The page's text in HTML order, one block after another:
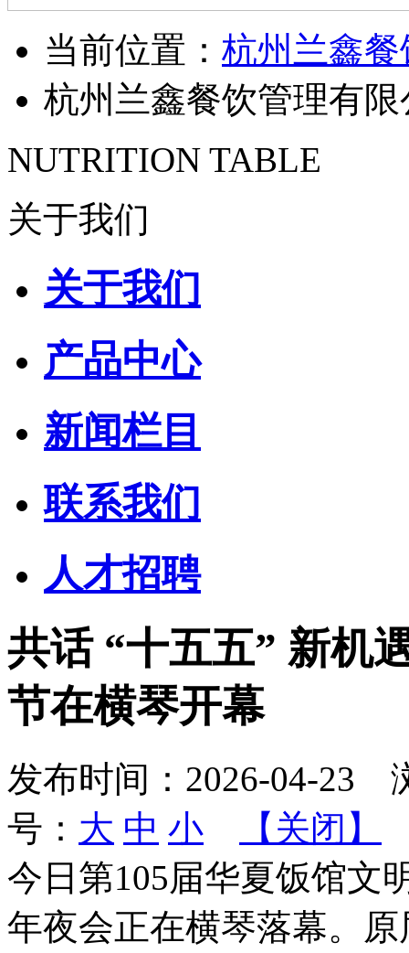
当前位置： 杭州兰鑫
杭州兰鑫餐饮管理有限
NUTRITION TABLE
关于我们
关于我们
产品中心
新闻栏目
联系我们
人才招聘
共话 “十五五” 新机
节在横琴开幕
发布时间： 2026-04-23
号： 大 中 小
【关闭】
今日第105届华夏饭馆文
年夜会正在横琴落幕。